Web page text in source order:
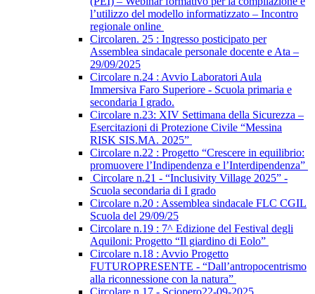
l’utilizzo del modello informatizzato – Incontro
regionale online
Circolaren. 25 : Ingresso posticipato per
Assemblea sindacale personale docente e Ata –
29/09/2025
Circolare n.24 : Avvio Laboratori Aula
Immersiva Faro Superiore - Scuola primaria e
secondaria I grado.
Circolare n.23: XIV Settimana della Sicurezza –
Esercitazioni di Protezione Civile “Messina
RISK SIS.MA. 2025”
Circolare n.22 : Progetto “Crescere in equilibrio:
promuovere l’Indipendenza e l’Interdipendenza”
Circolare n.21 - “Inclusivity Village 2025” -
Scuola secondaria di I grado
Circolare n.20 : Assemblea sindacale FLC CGIL
Scuola del 29/09/25
Circolare n.19 : 7^ Edizione del Festival degli
Aquiloni: Progetto “Il giardino di Eolo”
Circolare n.18 : Avvio Progetto
FUTUROPRESENTE - “Dall’antropocentrismo
alla riconnessione con la natura”